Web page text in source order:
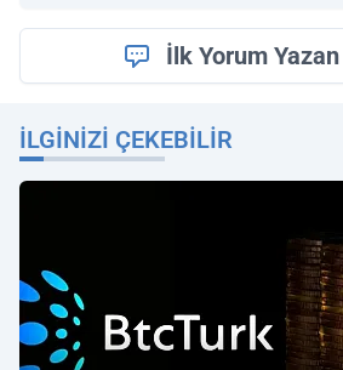
İlk Yorum
İLGINIZI ÇEKEBILIR